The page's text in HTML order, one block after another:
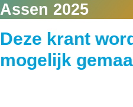
Assen 2025
Deze krant
mogelijk